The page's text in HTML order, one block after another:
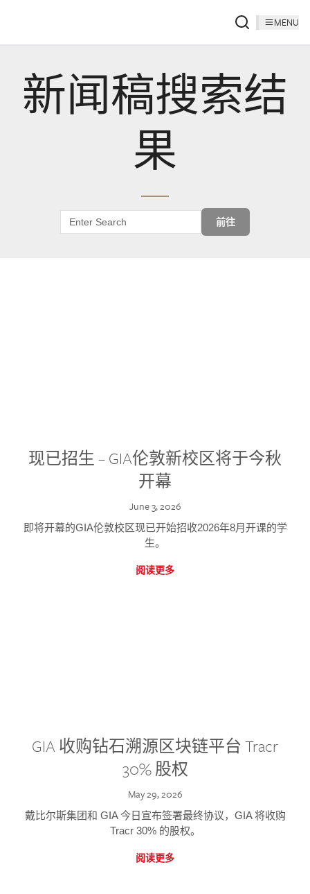
MENU
新闻稿搜索结
果
前往
现已招生 – GIA伦敦新校区将于今秋
开幕
June 3, 2026
即将开幕的GIA伦敦校区现已开始招收2026年8月开课的学
生。
阅读更多
GIA 收购钻石溯源区块链平台 Tracr
30% 股权
May 29, 2026
戴比尔斯集团和 GIA 今日宣布签署最终协议，GIA 将收购
Tracr 30% 的股权。
阅读更多